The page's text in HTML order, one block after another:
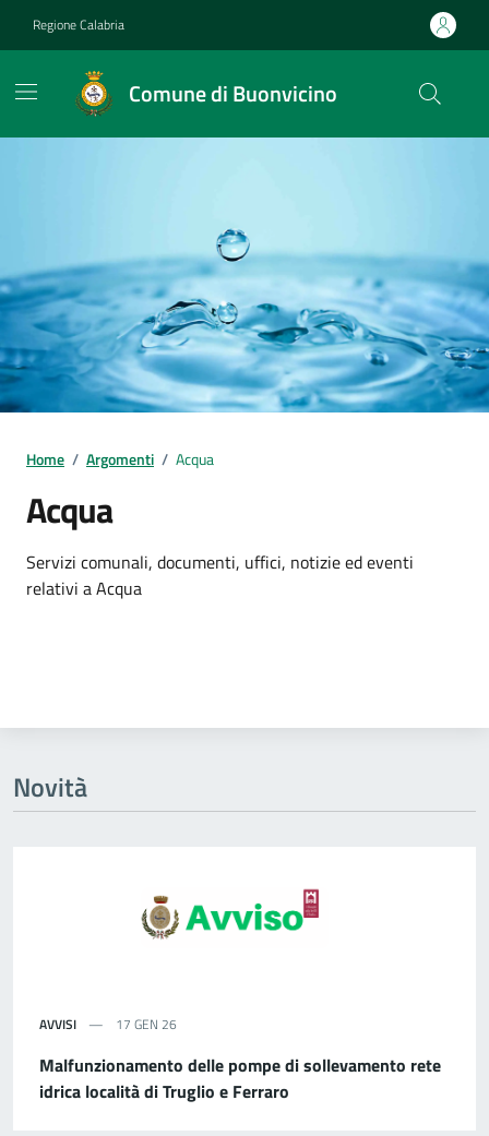
Regione Calabria
Comune di Buonvicino
Home / Argomenti / Acqua
Acqua
Dettagli dell'argomento
Servizi comunali, documenti, uffici, notizie ed eventi
relativi a Acqua
Novità
AVVISI 17 GEN 26
Malfunzionamento delle pompe di sollevamento rete
idrica località di Truglio e Ferraro